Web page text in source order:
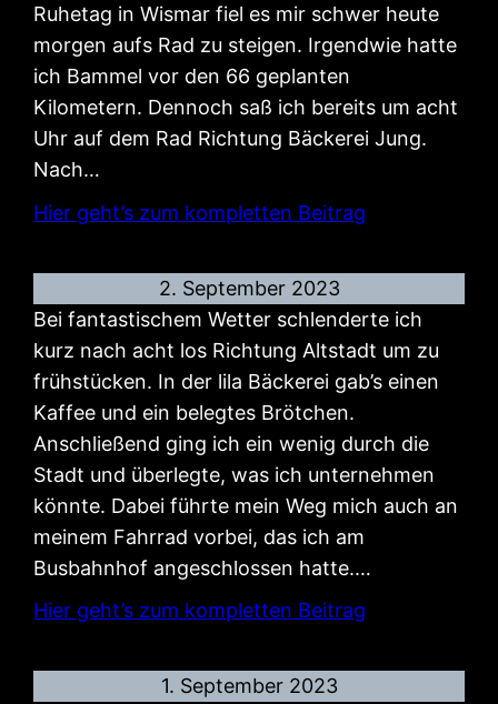
Ruhetag in Wismar fiel es mir schwer heute
morgen aufs Rad zu steigen. Irgendwie hatte
ich Bammel vor den 66 geplanten
Kilometern. Dennoch saß ich bereits um acht
Uhr auf dem Rad Richtung Bäckerei Jung.
Nach…
Hier geht’s zum kompletten Beitrag
2. September 2023
Bei fantastischem Wetter schlenderte ich
kurz nach acht los Richtung Altstadt um zu
frühstücken. In der lila Bäckerei gab’s einen
Kaffee und ein belegtes Brötchen.
Anschließend ging ich ein wenig durch die
Stadt und überlegte, was ich unternehmen
könnte. Dabei führte mein Weg mich auch an
meinem Fahrrad vorbei, das ich am
Busbahnhof angeschlossen hatte.…
Hier geht’s zum kompletten Beitrag
1. September 2023